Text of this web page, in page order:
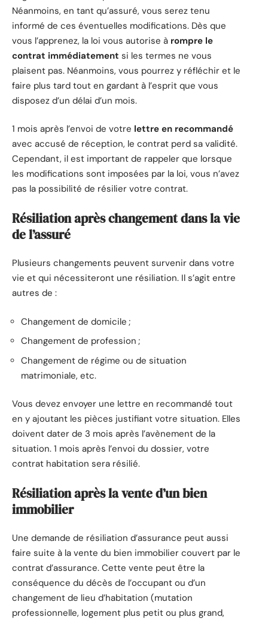
Néanmoins, en tant qu’assuré, vous serez tenu
informé de ces éventuelles modifications. Dès que
vous l’apprenez, la loi vous autorise à rompre le
contrat immédiatement si les termes ne vous
plaisent pas. Néanmoins, vous pourrez y réfléchir et le
faire plus tard tout en gardant à l’esprit que vous
disposez d’un délai d’un mois.
1 mois après l’envoi de votre lettre en recommandé
avec accusé de réception, le contrat perd sa validité.
Cependant, il est important de rappeler que lorsque
les modifications sont imposées par la loi, vous n’avez
pas la possibilité de résilier votre contrat.
Résiliation après changement dans la vie
de l’assuré
Plusieurs changements peuvent survenir dans votre
vie et qui nécessiteront une résiliation. Il s’agit entre
autres de :
Changement de domicile ;
Changement de profession ;
Changement de régime ou de situation
matrimoniale, etc.
Vous devez envoyer une lettre en recommandé tout
en y ajoutant les pièces justifiant votre situation. Elles
doivent dater de 3 mois après l’avènement de la
situation. 1 mois après l’envoi du dossier, votre
contrat habitation sera résilié.
Résiliation après la vente d’un bien
immobilier
Une demande de résiliation d’assurance peut aussi
faire suite à la vente du bien immobilier couvert par le
contrat d’assurance. Cette vente peut être la
conséquence du décès de l’occupant ou d’un
changement de lieu d’habitation (mutation
professionnelle, logement plus petit ou plus grand,